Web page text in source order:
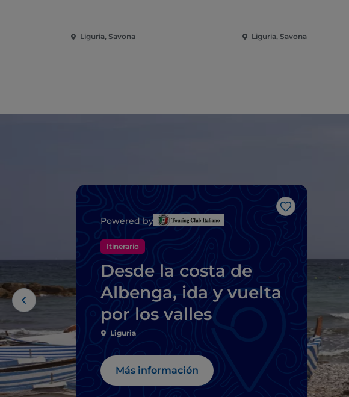
Liguria, Savona Liguria, Savona
Me gusta
Powered by
Itinerario
Desde la costa de
Albenga, ida y vuelta
por los valles
Liguria
Más información